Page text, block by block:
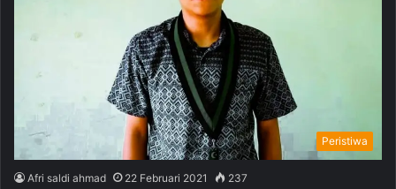
Peristiwa
Afri saldi ahmad 22 Februari 2021 237